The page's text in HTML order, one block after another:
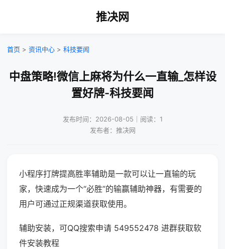
推决网
首页 > 资讯中心 > 科技要闻
中盘策略!微信上麻将为什么一直输_怎样设
置好牌-科技要闻
发布时间：2026-08-05｜阅读：1
发布者：推决网
小程序打牌提高胜率辅助是一款可以让一直输的玩
家，快速成为一个“必胜”的输赢辅助神器，有需要的
用户可通过正规渠道获取使用。
辅助安装，可QQ搜索申请 549552478 进群获取软
件安装教程